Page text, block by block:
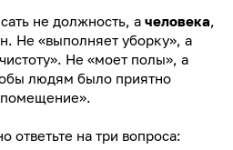
не должность, а человека,
Не «выполняет уборку», а
Не «моет полы», а
людям было приятно
помещение».
ответьте на три вопроса: